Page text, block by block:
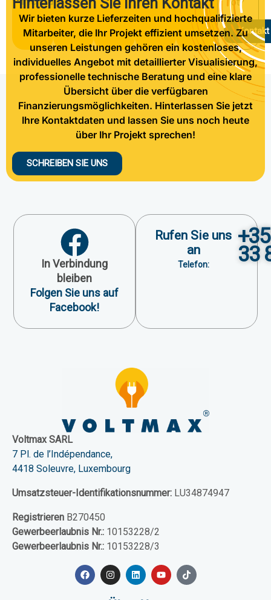
Kontakt
Wir bieten kurze Lieferzeiten und hochqualifizierte
Mitarbeiter, die Ihr Projekt effizient umsetzen. Zu
unseren Leistungen gehören ein kostenloses,
individuelles Angebot mit detaillierter Visualisierung,
professionelle technische Beratung und eine klare
Übersicht über die verfügbaren
Finanzierungsmöglichkeiten. Hinterlassen Sie jetzt
Ihre Kontaktdaten und lassen Sie uns noch heute
über Ihr Projekt sprechen!
SCHREIBEN SIE UNS
In Verbindung
bleiben
Folgen Sie uns auf
Facebook!
Rufen Sie uns
an
Telefon: 33
Voltmax SARL
7 Pl. de l’Indépendance,
4418 Soleuvre, Luxembourg
Umsatzsteuer-Identifikationsnummer: LU34874947
Registrieren B270450
Gewerbeerlaubnis Nr.: 10153228/2
Gewerbeerlaubnis Nr.: 10153228/3